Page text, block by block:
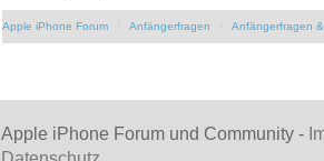
Apple iPhone Forum Anfängerfragen Anfängerfragen
Apple iPhone Forum und Community -